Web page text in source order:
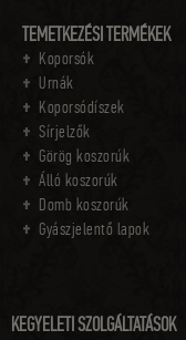
TEMETKEZÉSI TERMÉKEK
Koporsók
Urnák
Koporsódíszek
Sírjelzők
Görög koszorúk
Álló koszorúk
Domb koszorúk
Gyászjelentő lapok
KEGYELETI SZOLGÁLTATÁSOK